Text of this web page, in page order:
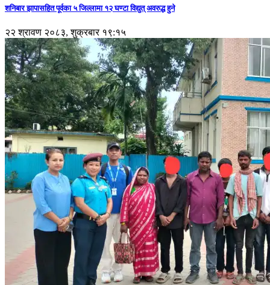
शनिबार झापासहित पूर्वका ५ जिल्लामा १२ घण्टा विद्युत् अवरुद्ध हुने
२२ श्रावण २०८३, शुक्रबार १९:१५